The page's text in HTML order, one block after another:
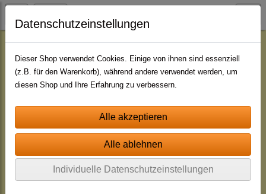
Datenschutzeinstellungen
Dieser Shop verwendet Cookies. Einige von ihnen sind essenziell
(z.B. für den Warenkorb), während andere verwendet werden, um
diesen Shop und Ihre Erfahrung zu verbessern.
Individuelle Datenschutzeinstellungen